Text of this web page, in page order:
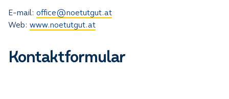
E-mail: office@noetutgut.at
Web: www.noetutgut.at
Kontaktformular